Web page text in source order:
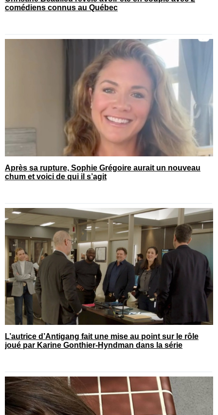
comédiens connus au Québec
Après sa rupture, Sophie Grégoire aurait un nouveau
chum et voici de qui il s’agit
L’autrice d’Antigang fait une mise au point sur le rôle
joué par Karine Gonthier-Hyndman dans la série